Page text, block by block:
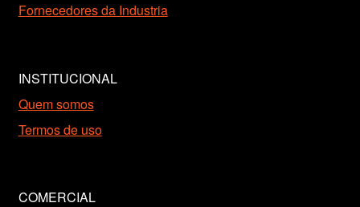
Fornecedores da Industria
INSTITUCIONAL
Quem somos
Termos de uso
COMERCIAL